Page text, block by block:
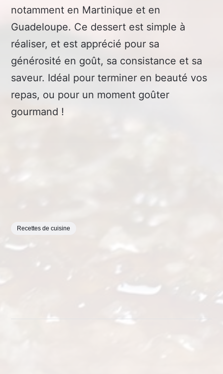
notamment en Martinique et en
Guadeloupe. Ce dessert est simple à
réaliser, et est apprécié pour sa
générosité en goût, sa consistance et sa
saveur. Idéal pour terminer en beauté vos
repas, ou pour un moment goûter
gourmand !
Recettes de cuisine